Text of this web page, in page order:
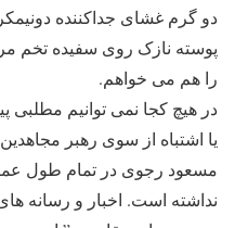
دو گرم غشای جداکننده
پوسته نازک روی سفیده تخم
را هم می خواهم.
در هیچ کجا نمی توانیم
یا اشتباه از سوی رهبر
مسعود رجوی در تمام طول عمر
نداشته است. اخبار و رسانه